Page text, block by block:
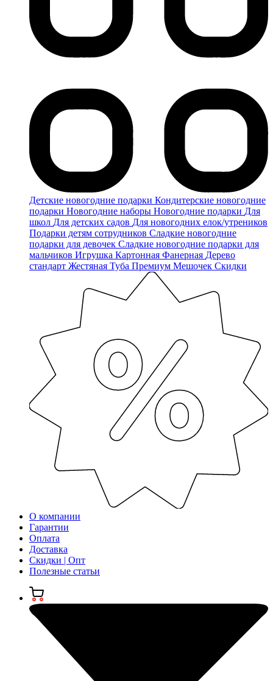
Детские новогодние подарки Кондитерские новогодние
подарки Новогодние наборы Новогодние подарки Для
школ Для детских садов Для новогодних елок/утреников
Подарки детям сотрудников Сладкие новогодние
подарки для девочек Сладкие новогодние подарки для
мальчиков Игрушка Картонная Фанерная Дерево
стандарт Жестяная Туба Премиум Мешочек Скидки
О компании
Гарантии
Оплата
Доставка
Скидки | Опт
Полезные статьи